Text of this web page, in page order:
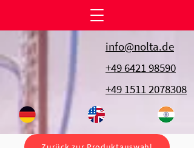
info@nolta.de
+49 6421 98590
+49 1511 2078308